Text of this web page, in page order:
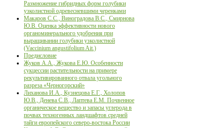
Размножение гибридных форм голубики
узколистной одревесневшими черенками
Макаров С.С., Виноградова В.С., Смирнова
Ю.В. Оценка эффективности нового
органоминерального удобрения при
выращивании голубики узколистной
(Vaccinium angustifolium Ait.)
Предисловие
Жуков А.А., Жукова Е.Ю. Особенности
сукцессии растительности на примере
рекультивированного отвала угольного
разреза «Черногорский»
Лиханова И.А., Кузнецова Е.Г., Холопов
Ю.В., Денева С.В., Лаптева Е.М. Почвенное
органическое вещество и запасы углерода в
почвах техногенных ландшафтов средней
тайги европейского северо-востока России